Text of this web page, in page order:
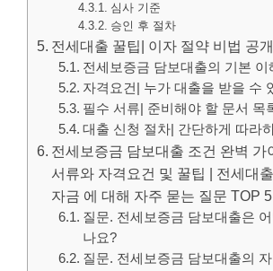
심사 기준
승인 후 절차
전세대출 꿀팁| 이자 절약 비법 공개
전세보증금 담보대출의 기본 이
자격요건| 누가 대출을 받을 수
필수 서류| 준비해야 할 문서 목
대출 신청 절차| 간단하게 따라하
전세보증금 담보대출 조건 완벽 가
서류와 자격요건 및 꿀팁 | 전세대
자금 에 대해 자주 묻는 질문 TOP 5
질문. 전세보증금 담보대출은
나요?
질문. 전세보증금 담보대출의